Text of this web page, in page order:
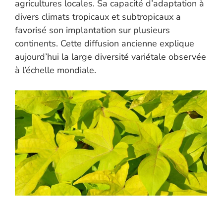
agricultures locales. Sa capacité d’adaptation à
divers climats tropicaux et subtropicaux a
favorisé son implantation sur plusieurs
continents. Cette diffusion ancienne explique
aujourd’hui la large diversité variétale observée
à l’échelle mondiale.